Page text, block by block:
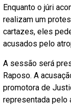
Enquanto o júri
realizam um
cartazes, eles
acusados pelo
A sessão será
Raposo. A
promotora de
representada pelo